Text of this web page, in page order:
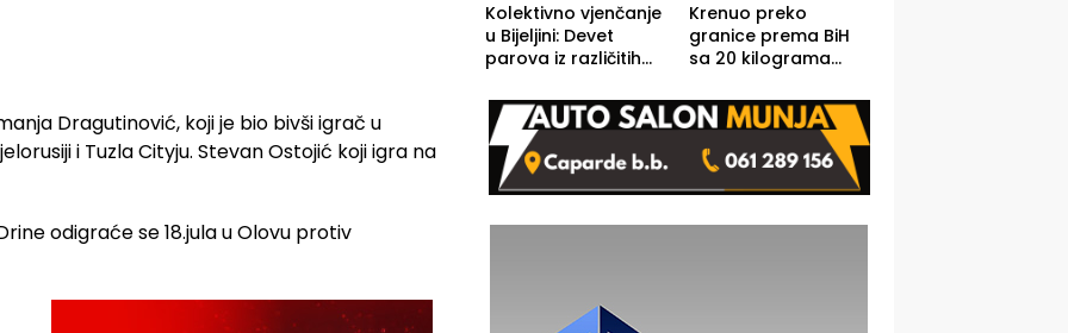
Dragutinović, koji je bio bivši igrač u
i Tuzla Cityju. Stevan Ostojić koji igra na
odigraće se 18.jula u Olovu protiv
Kolektivno vjenčanje
u Bijeljini: Devet
parova iz različitih
izgovorilo
sudbonosno da
Krenuo preko
granice prema BiH
sa 20 kilograma
u automobilu